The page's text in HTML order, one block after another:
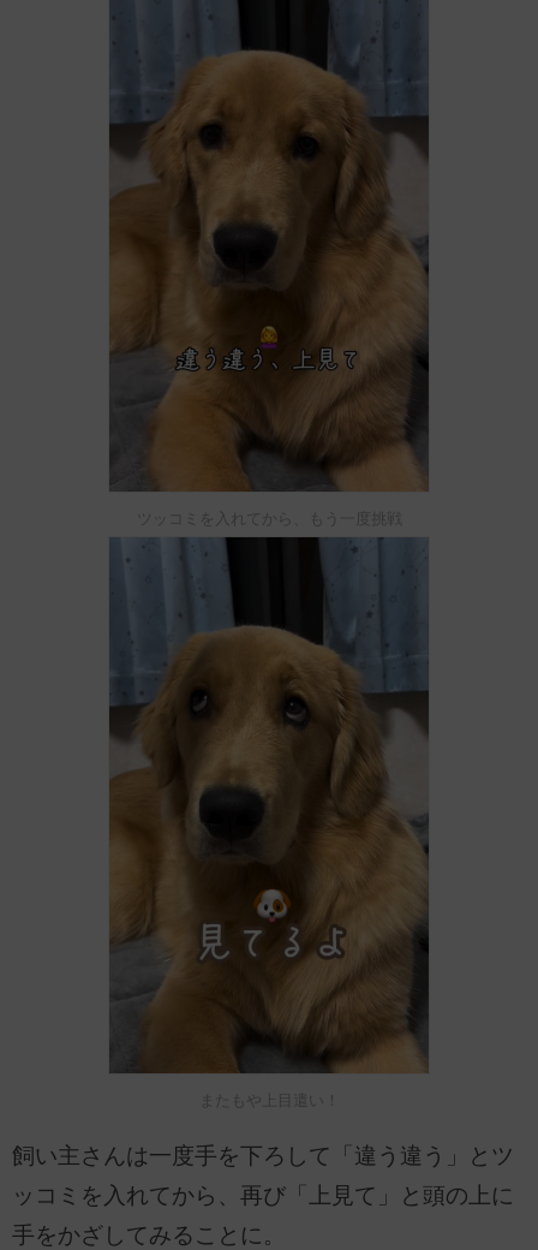
ツッコミを入れてから、もう一度挑戦
またもや上目遣い！
飼い主さんは一度手を下ろして「違う違う」とツ
ッコミを入れてから、再び「上見て」と頭の上に
手をかざしてみることに。